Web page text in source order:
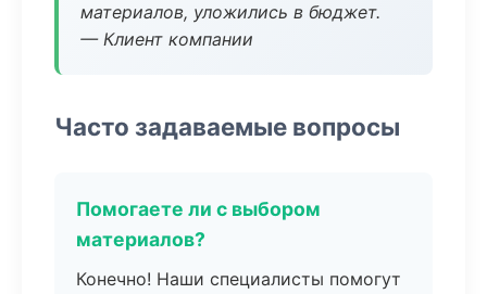
материалов, уложились в бюджет.
— Клиент компании
Часто задаваемые вопросы
Помогаете ли с выбором
материалов?
Конечно! Наши специалисты помогут